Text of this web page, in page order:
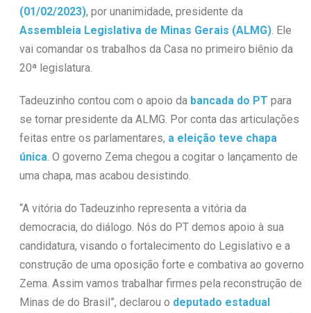
(01/02/2023), por unanimidade, presidente da
Assembleia Legislativa de Minas Gerais (ALMG). Ele
vai comandar os trabalhos da Casa no primeiro biênio da
20ª legislatura.
Tadeuzinho contou com o apoio da bancada do PT para
se tornar presidente da ALMG. Por conta das articulações
feitas entre os parlamentares, a eleição teve chapa
única . O governo Zema chegou a cogitar o lançamento de
uma chapa, mas acabou desistindo.
“A vitória do Tadeuzinho representa a vitória da
democracia, do diálogo. Nós do PT demos apoio à sua
candidatura, visando o fortalecimento do Legislativo e a
construção de uma oposição forte e combativa ao governo
Zema. Assim vamos trabalhar firmes pela reconstrução de
Minas de do Brasil”, declarou o deputado estadual